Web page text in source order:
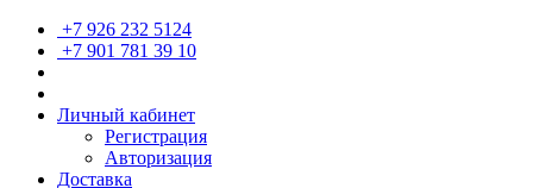
+7 926 232 5124
+7 901 781 39 10
Личный кабинет
Регистрация
Авторизация
Доставка